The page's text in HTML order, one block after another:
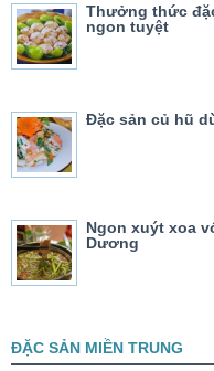
Thưởng thức
ngon tuyệt
Đặc sản củ hũ
Ngon xuýt xoa
Dương
ĐẶC SẢN MIỀN TRUNG